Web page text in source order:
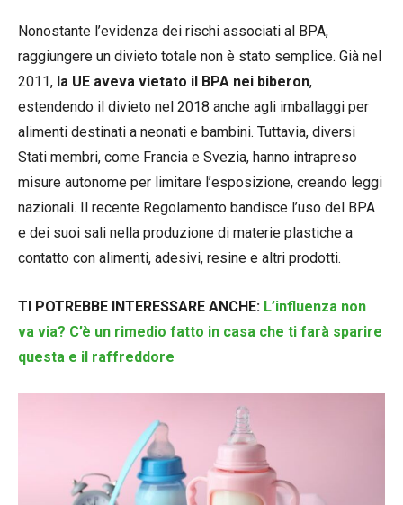
Nonostante l’evidenza dei rischi associati al BPA,
raggiungere un divieto totale non è stato semplice. Già nel
2011, la UE aveva vietato il BPA nei biberon,
estendendo il divieto nel 2018 anche agli imballaggi per
alimenti destinati a neonati e bambini. Tuttavia, diversi
Stati membri, come Francia e Svezia, hanno intrapreso
misure autonome per limitare l’esposizione, creando leggi
nazionali. Il recente Regolamento bandisce l’uso del BPA
e dei suoi sali nella produzione di materie plastiche a
contatto con alimenti, adesivi, resine e altri prodotti.
TI POTREBBE INTERESSARE ANCHE: L’influenza non
va via? C’è un rimedio fatto in casa che ti farà sparire
questa e il raffreddore